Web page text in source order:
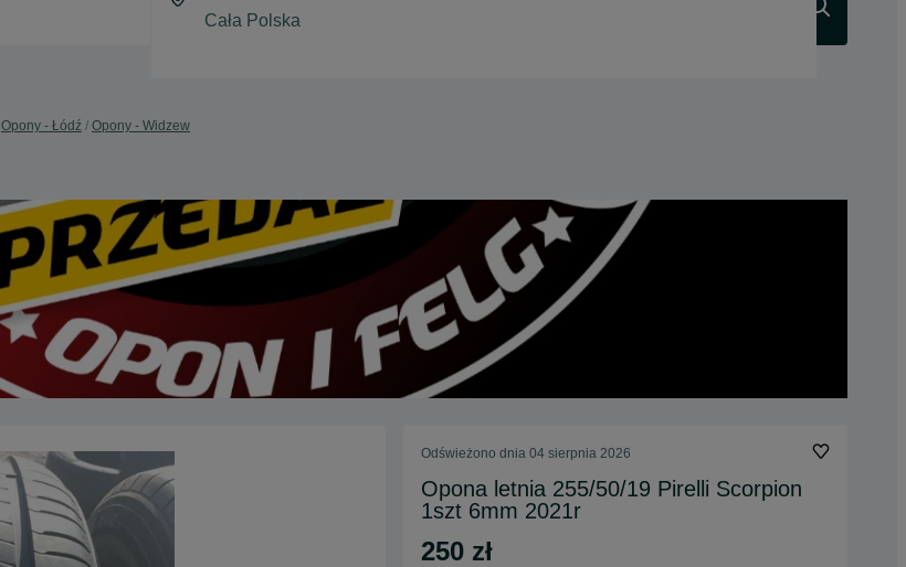
Opony - Łódź Opony - Widzew
Odświeżono dnia 04 sierpnia 2026
Opona letnia 255/50/19 Pirelli Scorpion
1szt 6mm 2021r
250 zł